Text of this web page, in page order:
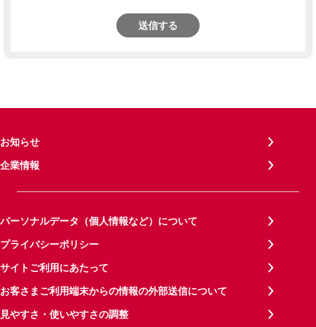
送信する
お知らせ
企業情報
パーソナルデータ（個人情報など）について
プライバシーポリシー
サイトご利用にあたって
お客さまご利用端末からの情報の外部送信について
見やすさ・使いやすさの調整